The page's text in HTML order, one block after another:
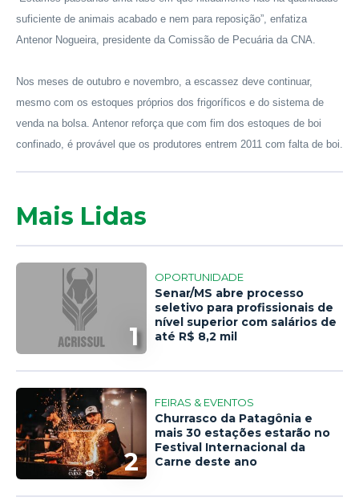
suficiente de animais acabado e nem para reposição”, enfatiza
Antenor Nogueira, presidente da Comissão de Pecuária da CNA.
Nos meses de outubro e novembro, a escassez deve continuar,
mesmo com os estoques próprios dos frigoríficos e do sistema de
venda na bolsa. Antenor reforça que com fim dos estoques de boi
confinado, é provável que os produtores entrem 2011 com falta de boi.
Mais Lidas
1
OPORTUNIDADE
Senar/MS abre processo
seletivo para profissionais de
nível superior com salários de
até R$ 8,2 mil
2
FEIRAS & EVENTOS
Churrasco da Patagônia e
mais 30 estações estarão no
Festival Internacional da
Carne deste ano